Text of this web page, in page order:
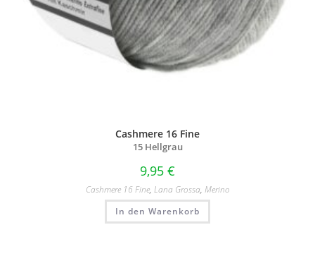
Cashmere 16 Fine
15 Hellgrau
9,95 €
Cashmere 16 Fine, Lana Grossa, Merino
In den Warenkorb